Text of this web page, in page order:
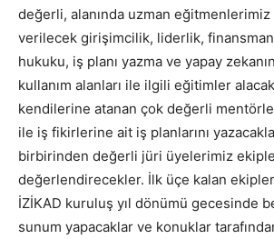
değerli, alanında uzman eğitmenlerimiz
verilecek girişimcilik, liderlik,
hukuku, iş planı yazma ve yapay
kullanım alanları ile ilgili eğitimler
kendilerine atanan çok değerli
ile iş fikirlerine ait iş planlarını
birbirinden değerli jüri üyelerimiz
değerlendirecekler. İlk üçe kalan
İZİKAD kuruluş yıl dönümü gecesinde
sunum yapacaklar ve konuklar